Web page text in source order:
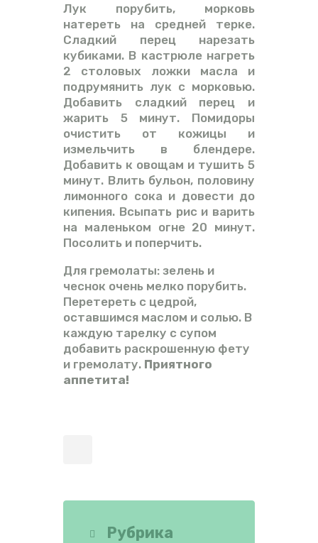
Лук порубить, морковь
натереть на средней терке.
Сладкий перец нарезать
кубиками. В кастрюле нагреть
2 столовых ложки масла и
подрумянить лук с морковью.
Добавить сладкий перец и
жарить 5 минут. Помидоры
очистить от кожицы и
измельчить в блендере.
Добавить к овощам и тушить 5
минут. Влить бульон, половину
лимонного сока и довести до
кипения. Всыпать рис и варить
на маленьком огне 20 минут.
Посолить и поперчить.
Для гремолаты: зелень и
чеснок очень мелко порубить.
Перетереть с цедрой,
оставшимся маслом и солью. В
каждую тарелку с супом
добавить раскрошенную фету
и гремолату. Приятного
аппетита!
Рубрика